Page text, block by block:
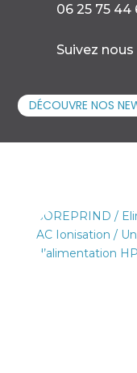
06 25 75 44
Suivez
DÉCOUVRE NOS
SOREPRIND /
AC Ionisation /
d’alimentation